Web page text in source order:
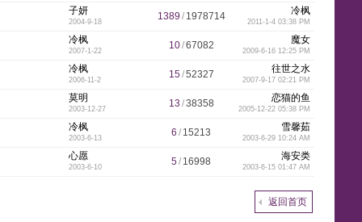
e e
子妍
2004-9-18
1389 / 1978714 冷枫
2011-1-4 03:38 PM
冷枫
2007-1-22
10/67082 魔女
2009-6-16 12:25 PM
冷枫
2006-11-2
15/52327 往世之水
2007-9-17 02:21 PM
莫明
2003-12-27
13 /38358 恋猫的鱼
2005-12-22 05:38 PM
冷枫
2003-6-13
6 / 15213 雪馨茹
2003-6-29 10:24 AM
心愿
2003-6-10
5/ 16998 海安类
2003-6-15 01:47 AM
返回首页